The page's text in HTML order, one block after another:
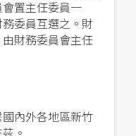
置主任委員一
委員互選之。財
財務委員會主任
內外各地區新竹